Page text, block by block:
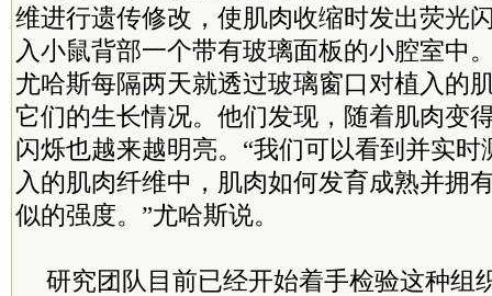
维进行遗传修改，使肌肉收缩时发出荧光
入小鼠背部一个带有玻璃面板的小腔室中
尤哈斯每隔两天就透过玻璃窗口对植入的
它们的生长情况。他们发现，随着肌肉变
闪烁也越来越明亮。“我们可以看到并实
入的肌肉纤维中，肌肉如何发育成熟并拥
似的强度。”尤哈斯说。
研究团队目前已经开始着手检验这种组